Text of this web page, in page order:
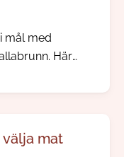
mål med
Här
och minnen
mat